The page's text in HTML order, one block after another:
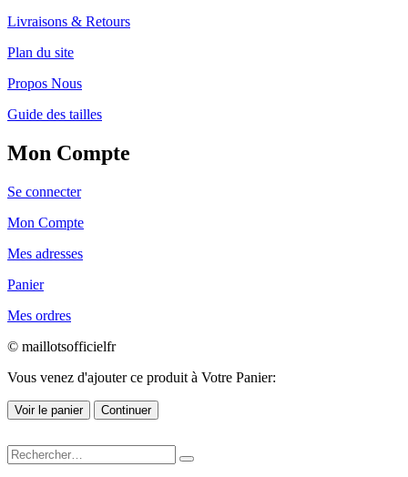
Livraisons & Retours
Plan du site
Propos Nous
Guide des tailles
Mon Compte
Se connecter
Mon Compte
Mes adresses
Panier
Mes ordres
© maillotsofficielfr
Vous venez d'ajouter ce produit à Votre Panier:
Voir le panier Continuer